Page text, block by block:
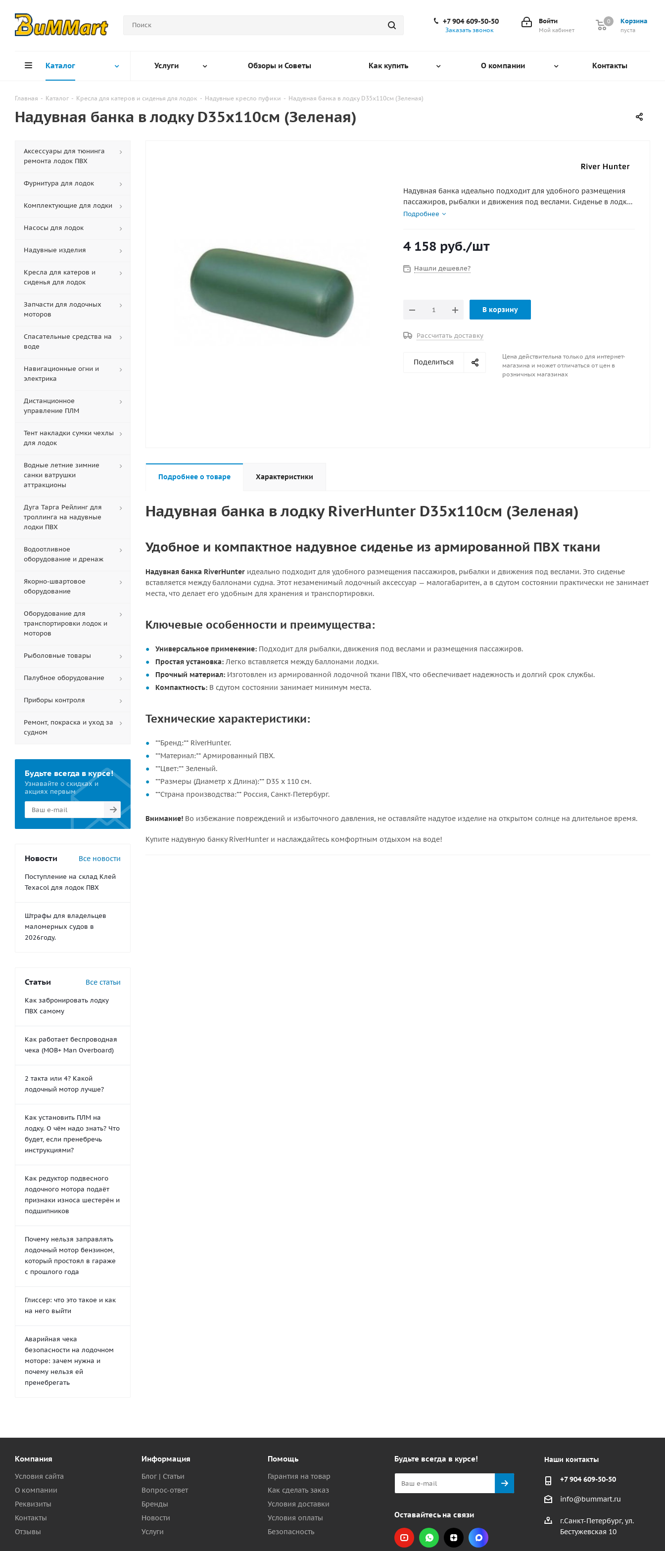
Корзина
0
пуста
0
Войти
Мой кабинет
+7 904 609-50-50
Заказать звонок
Каталог Услуги Обзоры и Советы Как купить О компании Контакты
Главная - Каталог - Кресла для катеров и сиденья для лодок - Надувные кресло пуфики - Надувная банка в лодку D35х110см (Зеленая)
Надувная банка в лодку D35х110см (Зеленая)
Надувная банка идеально подходит для удобного размещения
пассажиров, рыбалки и движения под веслами. Сиденье в лодку
вставляется между баллонами судна. Этот незаменимый
Подробнее
4 158 руб./шт
Нашли дешевле?
В корзину
Рассчитать доставку
Поделиться
Цена действительна только для интернет-
магазина и может отличаться от цен в
розничных магазинах
Подробнее о товаре Характеристики
Надувная банка в лодку RiverHunter D35х110см (Зеленая)
Удобное и компактное надувное сиденье из армированной ПВХ ткани
Надувная банка RiverHunter идеально подходит для удобного размещения пассажиров, рыбалки и движения под веслами. Это сиденье
вставляется между баллонами судна. Этот незаменимый лодочный аксессуар — малогабаритен, а в сдутом состоянии практически не занимает
места, что делает его удобным для хранения и транспортировки.
Ключевые особенности и преимущества:
Универсальное применение: Подходит для рыбалки, движения под веслами и размещения пассажиров.
Простая установка: Легко вставляется между баллонами лодки.
Прочный материал: Изготовлен из армированной лодочной ткани ПВХ, что обеспечивает надежность и долгий срок службы.
Компактность: В сдутом состоянии занимает минимум места.
Технические характеристики:
**Бренд:** RiverHunter.
**Материал:** Армированный ПВХ.
**Цвет:** Зеленый.
**Размеры (Диаметр х Длина):** D35 х 110 см.
**Страна производства:** Россия, Санкт-Петербург.
Внимание! Во избежание повреждений и избыточного давления, не оставляйте надутое изделие на открытом солнце на длительное время.
Купите надувную банку RiverHunter и наслаждайтесь комфортным отдыхом на воде!
Аксессуары для тюнинга
ремонта лодок ПВХ
Фурнитура для лодок
Комплектующие для лодки
Насосы для лодок
Надувные изделия
Кресла для катеров и
сиденья для лодок
Запчасти для лодочных
моторов
Спасательные средства на
воде
Навигационные огни и
электрика
Дистанционное
управление ПЛМ
Тент накладки сумки чехлы
для лодок
Водные летние зимние
санки ватрушки
аттракционы
Дуга Тарга Рейлинг для
троллинга на надувные
лодки ПВХ
Водоотливное
оборудование и дренаж
Якорно-швартовое
оборудование
Оборудование для
транспортировки лодок и
моторов
Рыболовные товары
Палубное оборудование
Приборы контроля
Ремонт, покраска и уход за
судном
Будьте всегда в курсе!
Узнавайте о скидках и
акциях первым
Новости Все новости
Поступление на склад Клей
Texacol для лодок ПВХ
Штрафы для владельцев
маломерных судов в
2026году.
Статьи Все статьи
Как забронировать лодку
ПВХ самому
Как работает беспроводная
чека (MOB+ Man Overboard)
2 такта или 4? Какой
лодочный мотор лучше?
Как установить ПЛМ на
лодку. О чём надо знать? Что
будет, если пренебречь
инструкциями?
Как редуктор подвесного
лодочного мотора подаёт
признаки износа шестерён и
подшипников
Почему нельзя заправлять
лодочный мотор бензином,
который простоял в гараже
с прошлого года
Глиссер: что это такое и как
на него выйти
Аварийная чека
безопасности на лодочном
моторе: зачем нужна и
почему нельзя ей
пренебрегать
Компания
Условия сайта
О компании
Реквизиты
Контакты
Отзывы
Информация
Блог | Статьи
Вопрос-ответ
Бренды
Новости
Услуги
Помощь
Гарантия на товар
Как сделать заказ
Условия доставки
Условия оплаты
Безопасность
Будьте всегда в курсе!
Оставайтесь на связи
Наши контакты
+7 904 609-50-50
info@bummart.ru
г.Санкт-Петербург, ул.
Бестужевская 10